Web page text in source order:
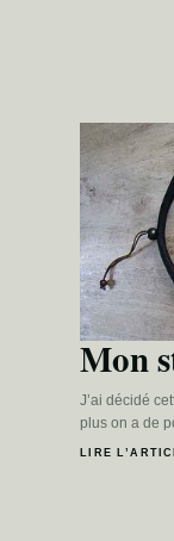
Mon
J’ai décidé
plus on a de
LIRE